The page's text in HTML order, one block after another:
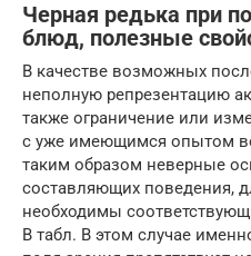
Черная редька при
блюд, полезные
В качестве возможных
неполную репрезентацию
также ограничение или
с уже имеющимся опытом
таким образом неверные
составляющих поведения,
необходимы
В табл. В этом случае